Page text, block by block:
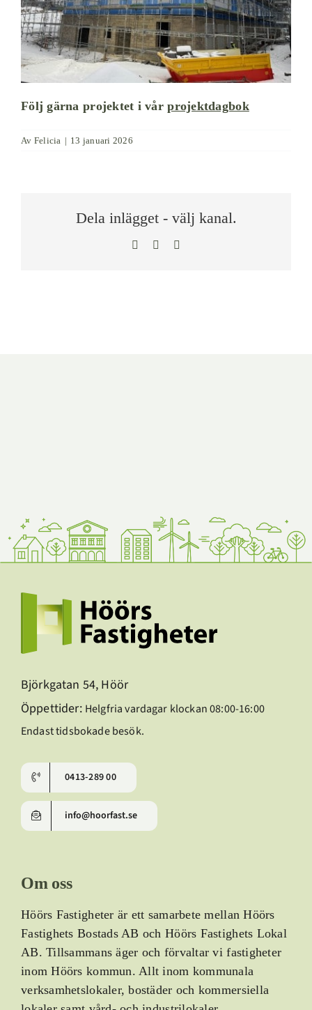
Följ gärna projektet i vårprojektdagbok
Av Felicia | 13 januari 2026
Dela inlägget - välj kanal.
FacebookLinkedIn
Björkgatan 54, Höör
Öppettider: Helgfria vardagar klockan 08:00-16:00
Endast tidsbokade besök.
0413-289 00
info@hoorfast.se
Om oss
Höörs Fastigheter är ett samarbete mellan Höörs
Fastighets Bostads AB och Höörs Fastighets Lokal
AB.Tillsammans äger och förvaltar vi fastigheter
inom Höörs kommun. Allt inom kommunala
verksamhetslokaler, bostäder och kommersiella